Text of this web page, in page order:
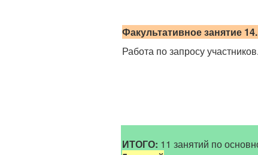
Факультативное занятие
Работа по запросу
ИТОГО: 11 занятий по